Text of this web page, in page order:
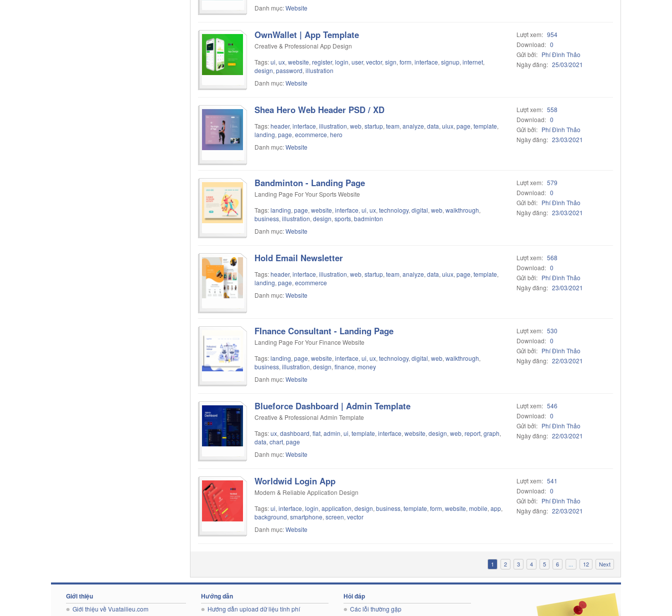
Danh mục: Website
OwnWallet | App Template
Creative & Professional App Design
Tags:ui, ux, website, register, login, user, vector, sign, form, interface, signup, internet,
design, password, illustration
Danh mục: Website
Lượt xem: 954
Download: 0
Gửi bởi: Phí Đình Thảo
Ngày đăng: 25/03/2021
Shea Hero Web Header PSD / XD
Tags:header, interface, illustration, web, startup, team, analyze, data, uiux, page, template,
landing, page, ecommerce, hero
Danh mục: Website
Lượt xem: 558
Download: 0
Gửi bởi: Phí Đình Thảo
Ngày đăng: 23/03/2021
Bandminton - Landing Page
Landing Page For Your Sports Website
Tags:landing, page, website, interface, ui, ux, technology, digital, web, walkthrough,
business, illustration, design, sports, badminton
Danh mục: Website
Lượt xem: 579
Download: 0
Gửi bởi: Phí Đình Thảo
Ngày đăng: 23/03/2021
Hold Email Newsletter
Tags:header, interface, illustration, web, startup, team, analyze, data, uiux, page, template,
landing, page, ecommerce
Danh mục: Website
Lượt xem: 568
Download: 0
Gửi bởi: Phí Đình Thảo
Ngày đăng: 23/03/2021
FInance Consultant - Landing Page
Landing Page For Your Finance Website
Tags:landing, page, website, interface, ui, ux, technology, digital, web, walkthrough,
business, illustration, design, finance, money
Danh mục: Website
Lượt xem: 530
Download: 0
Gửi bởi: Phí Đình Thảo
Ngày đăng: 22/03/2021
Blueforce Dashboard | Admin Template
Creative & Professional Admin Template
Tags:ux, dashboard, flat, admin, ui, template, interface, website, design, web, report, graph,
data, chart, page
Danh mục: Website
Lượt xem: 546
Download: 0
Gửi bởi: Phí Đình Thảo
Ngày đăng: 22/03/2021
Worldwid Login App
Modern & Reliable Application Design
Tags:ui, interface, login, application, design, business, template, form, website, mobile, app,
background, smartphone, screen, vector
Danh mục: Website
Lượt xem: 541
Download: 0
Gửi bởi: Phí Đình Thảo
Ngày đăng: 22/03/2021
1 2 3 4 5 6 ... 12 Next
Giới thiệu
Giới thiệu về Vuatailieu.com
Hướng dẫn
Hướng dẫn upload dữ liệu tính phí
Hỏi đáp
Các lỗi thường gặp